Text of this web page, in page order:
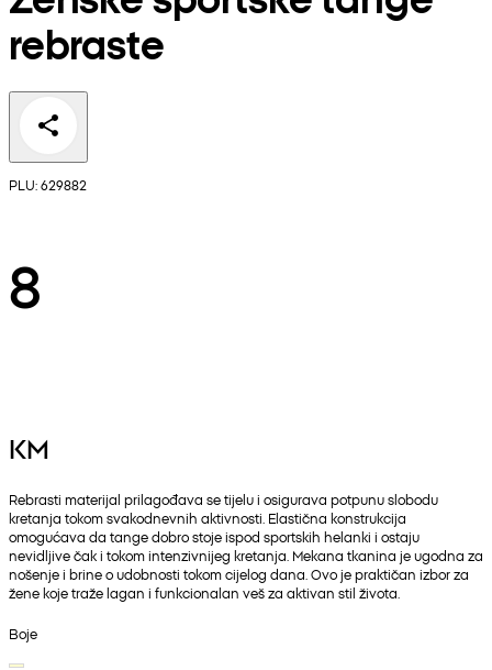
rebraste
PLU: 629882
8
KM
Rebrasti materijal prilagođava se tijelu i osigurava potpunu slobodu
kretanja tokom svakodnevnih aktivnosti. Elastična konstrukcija
omogućava da tange dobro stoje ispod sportskih helanki i ostaju
nevidljive čak i tokom intenzivnijeg kretanja. Mekana tkanina je ugodna za
nošenje i brine o udobnosti tokom cijelog dana. Ovo je praktičan izbor za
žene koje traže lagan i funkcionalan veš za aktivan stil života.
Boje